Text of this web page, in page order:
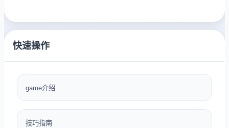
快速操作
game介绍
技巧指南